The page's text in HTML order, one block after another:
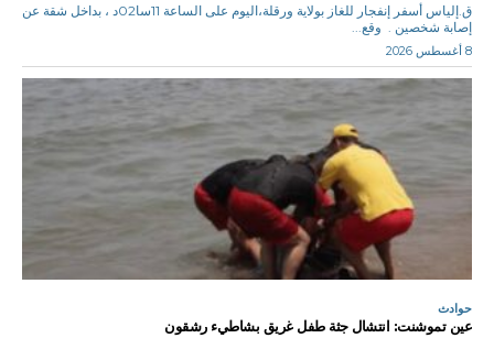
ق.إلياس أسفر إنفجار للغاز بولاية ورقلة،اليوم على الساعة 11سا02د ، بداخل شقة عن
إصابة شخصين . وقع...
8 أغسطس 2026
حوادث
عين تموشنت: انتشال جثة طفل غريق بشاطيء رشقون